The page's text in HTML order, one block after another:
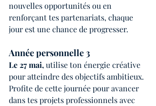
nouvelles opportunités ou en
renforçant tes partenariats, chaque
jour est une chance de progresser.
Année personnelle 3
Le 27 mai, utilise ton énergie créative
pour atteindre des objectifs ambitieux.
Profite de cette journée pour avancer
dans tes projets professionnels avec